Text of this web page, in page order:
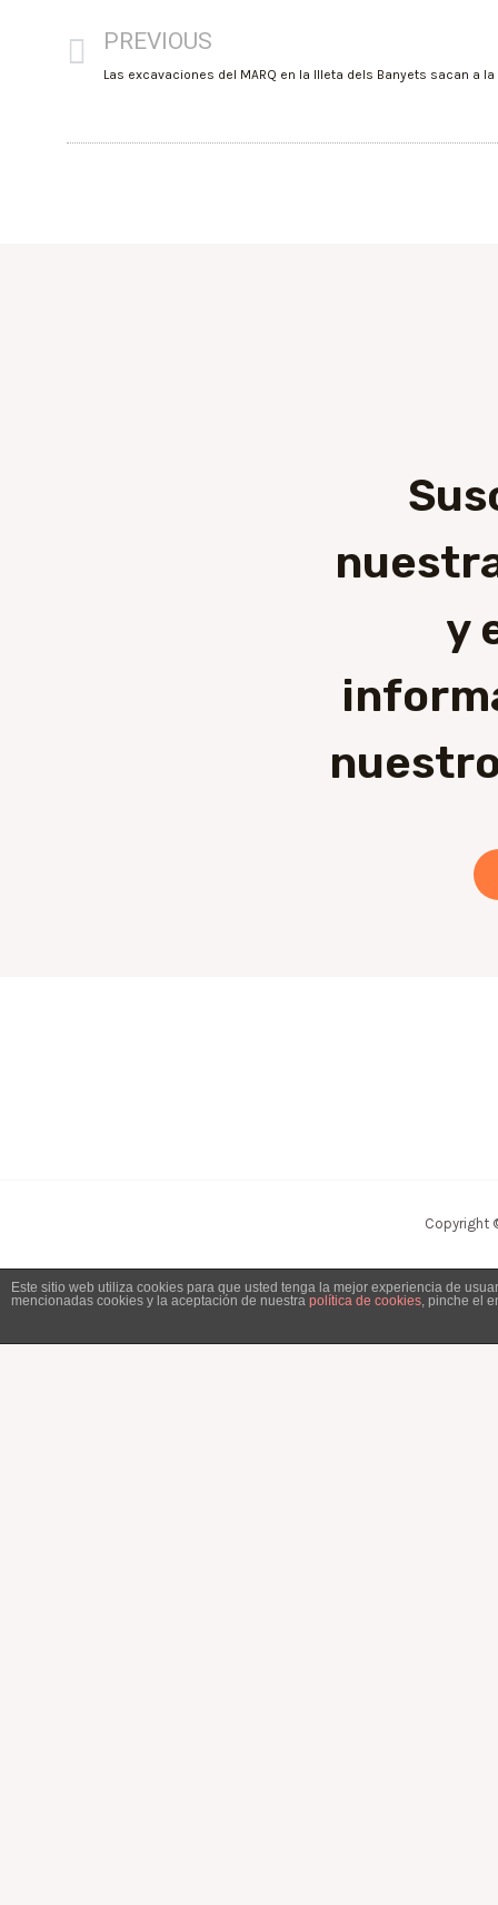
PREVIOUS
y
Copyright
Este sitio web utiliza cookies para que usted tenga la mejor experiencia de
mencionadas cookies y la aceptación de nuestra política de cookies, pinche el